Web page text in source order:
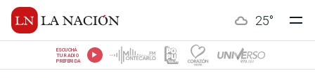
25°
ESCUCHÁ
TU RADIO
PREFERIDA